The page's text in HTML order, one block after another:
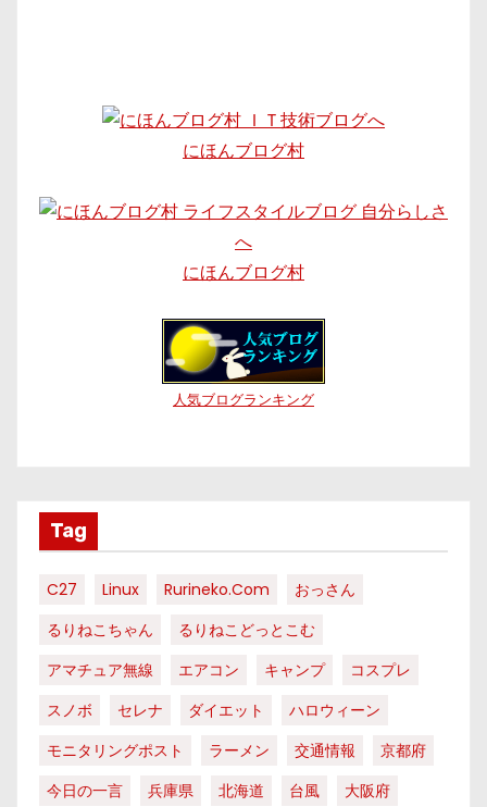
にほんブログ村
にほんブログ村
人気ブログランキング
Tag
C27 Linux Rurineko.com
おっさん
るりねこちゃん
るりねこどっとこむ
アマチュア無線
エアコン キャンプ
コスプレ
スノボ
セレナ ダイエット
ハロウィーン
モニタリングポスト
ラーメン 交通情報
京都府
今日の一言
兵庫県 北海道 台風
大阪府